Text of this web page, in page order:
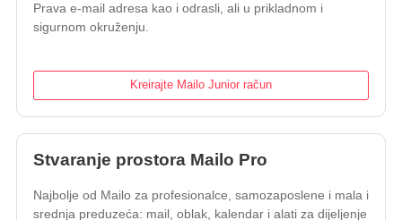
Prava e-mail adresa kao i odrasli, ali u prikladnom i
sigurnom okruženju.
Kreirajte Mailo Junior račun
Stvaranje prostora Mailo Pro
Najbolje od Mailo za profesionalce, samozaposlene i mala i
srednja preduzeća: mail, oblak, kalendar i alati za dijeljenje